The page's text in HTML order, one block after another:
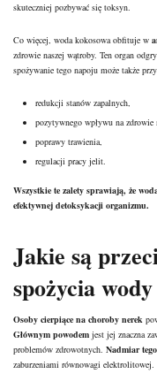
skuteczniej pozbywać się toksyn.
Co więcej, woda kokosowa obfituje w
zdrowie naszej wątroby. Ten organ
spożywanie tego napoju może także
redukcji stanów zapalnych,
pozytywnego wpływu na zdrowie
poprawy trawienia,
regulacji pracy jelit.
Wszystkie te zalety sprawiają, że
efektywnej detoksykacji organizmu.
Jakie są
spożycia
Osoby cierpiące na choroby nerek
Głównym powodem jest jej znaczna
problemów zdrowotnych. Nadmiar
zaburzeniami równowagi elektrolitowej.